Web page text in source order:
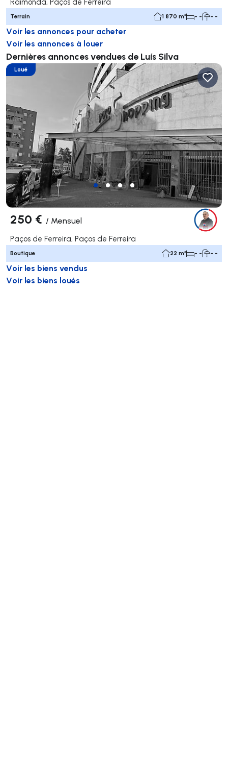
Terrain 1 870 m² - - - -
Voir les annonces pour acheter
Voir les annonces à louer
Dernières annonces vendues de Luís Silva
Loué
250 € / Mensuel
Paços de Ferreira, Paços de Ferreira
Boutique 22 m² - - - -
Voir les biens vendus
Voir les biens loués